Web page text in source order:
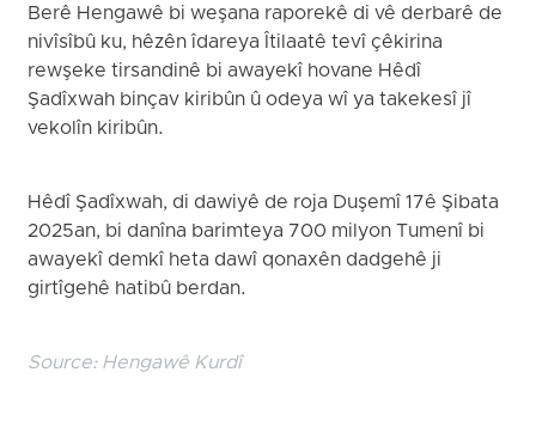
Berê Hengawê bi weşana raporekê di vê derbarê de
nivîsîbû ku, hêzên îdareya Îtilaatê tevî çêkirina
rewşeke tirsandinê bi awayekî hovane Hêdî
Şadîxwah binçav kiribûn û odeya wî ya takekesî jî
vekolîn kiribûn.
Hêdî Şadîxwah, di dawiyê de roja Duşemî 17ê Şibata
2025an, bi danîna barimteya 700 milyon Tumenî bi
awayekî demkî heta dawî qonaxên dadgehê ji
girtîgehê hatibû berdan.
Source: Hengawê Kurdî